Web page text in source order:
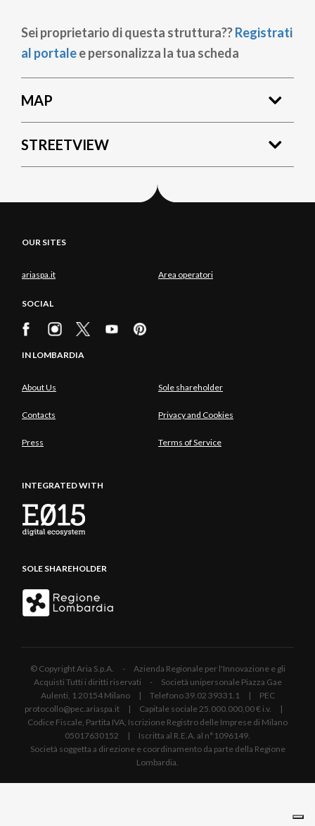
Sei proprietario di questa struttura??Registrati
al portalee personalizza la tua scheda
MAP
STREETVIEW
OUR SITES
ariaspa.it Area operatori
SOCIAL
IN LOMBARDIA
About Us Sole shareholder
Contacts Privacy and Cookies
Press Terms of Service
INTEGRATED WITH
SOLE SHAREHOLDER
© Copyright Aria S.p.A. - Azienda Regionale per l'Innovazione e gli
Acquisti Tutti i diritti riservati - Società unipersonale Piazza Gae
Aulenti, 1 20154 Milano | Telefono 39.02 39331.1 | PEC
protocollo@pec.ariaspa.it | Capitale sociale 25.000.000,00 € i.v. |
Codice Fiscale, Partita IVA, Iscrizione Registro delle Imprese di Milano
05017630152 | Iscritta al R.E.A. al n°1096149.
Società soggetta a direzione e coordinamento da parte della Regione
Lombardia.